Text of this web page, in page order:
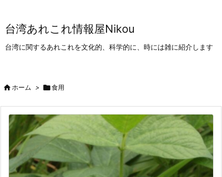
台湾あれこれ情報屋Nikou
台湾に関するあれこれを文化的、科学的に、時には雑に紹介します
ホーム > 食用